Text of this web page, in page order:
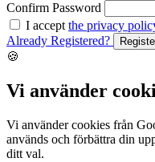
Confirm Password
I accept the privacy
Already Registered?
🍪
Vi använder
Vi använder cookies från
används och förbättra din
ditt val.